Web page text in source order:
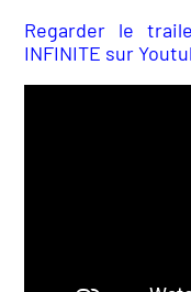
Regarder le
INFINITE sur